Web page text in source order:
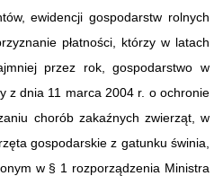
ewidencji gospodarstw rolnych
płatności, którzy w latach
przez rok, gospodarstwo w
z dnia 11 marca 2004 r. o ochronie
chorób zakaźnych zwierząt, w
gospodarskie z gatunku świnia,
w § 1 rozporządzenia Ministra